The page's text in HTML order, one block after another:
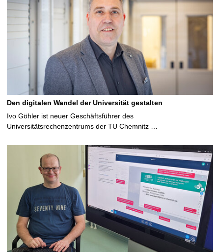
Den digitalen Wandel der Universität gestalten
Ivo Göhler ist neuer Geschäftsführer des
Universitätsrechenzentrums der TU Chemnitz …